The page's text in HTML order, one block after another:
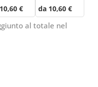
€ da 10,60 €
al totale nel